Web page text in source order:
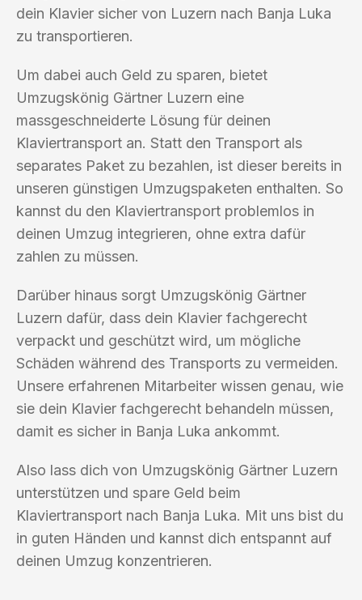
dein Klavier sicher von Luzern nach Banja Luka
zu transportieren.
Um dabei auch Geld zu sparen, bietet
Umzugskönig Gärtner Luzern eine
massgeschneiderte Lösung für deinen
Klaviertransport an. Statt den Transport als
separates Paket zu bezahlen, ist dieser bereits in
unseren günstigen Umzugspaketen enthalten. So
kannst du den Klaviertransport problemlos in
deinen Umzug integrieren, ohne extra dafür
zahlen zu müssen.
Darüber hinaus sorgt Umzugskönig Gärtner
Luzern dafür, dass dein Klavier fachgerecht
verpackt und geschützt wird, um mögliche
Schäden während des Transports zu vermeiden.
Unsere erfahrenen Mitarbeiter wissen genau, wie
sie dein Klavier fachgerecht behandeln müssen,
damit es sicher in Banja Luka ankommt.
Also lass dich von Umzugskönig Gärtner Luzern
unterstützen und spare Geld beim
Klaviertransport nach Banja Luka. Mit uns bist du
in guten Händen und kannst dich entspannt auf
deinen Umzug konzentrieren.